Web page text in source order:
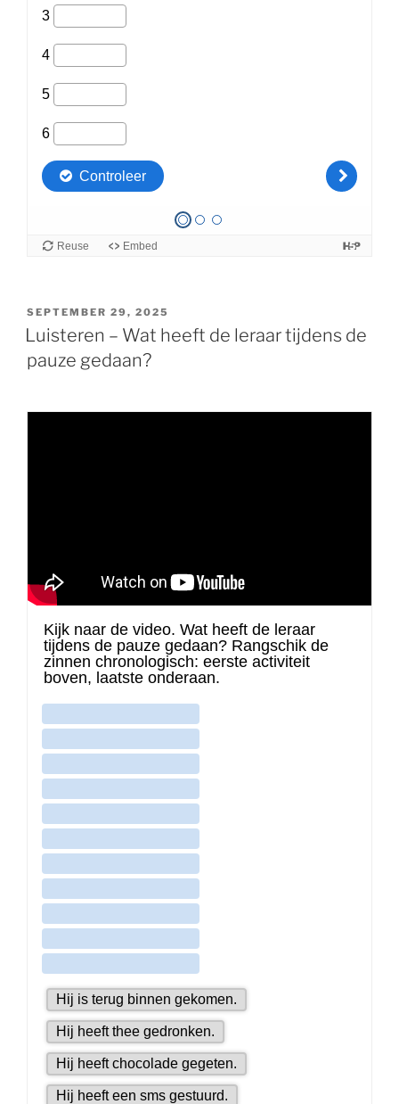
GEPLAATST
OP
SEPTEMBER 29, 2025
Luisteren – Wat heeft de leraar tijdens de
pauze gedaan?